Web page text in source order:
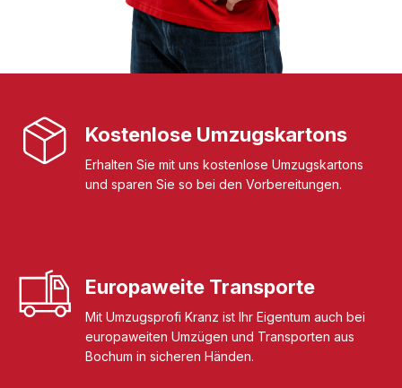
Kostenlose Umzugskartons
Erhalten Sie mit uns kostenlose Umzugskartons
und sparen Sie so bei den Vorbereitungen.
Europaweite Transporte
Mit Umzugsprofi Kranz ist Ihr Eigentum auch bei
europaweiten Umzügen und Transporten aus
Bochum in sicheren Händen.